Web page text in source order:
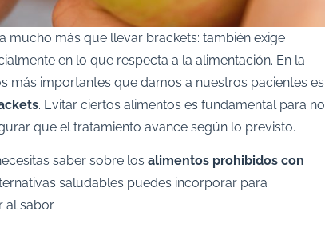
mucho más que llevar brackets: también exige
en lo que respecta a la alimentación. En la
más importantes que damos a nuestros pacientes es
. Evitar ciertos alimentos es fundamental para no
que el tratamiento avance según lo previsto.
saber sobre los alimentos prohibidos con
saludables puedes incorporar para
al sabor.